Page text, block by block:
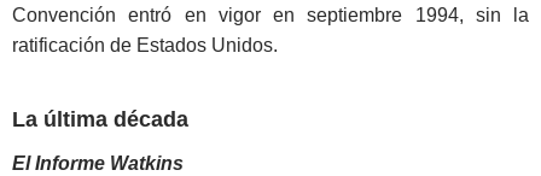
Convención entró en vigor en septiembre 1994, sin la
ratificación de Estados Unidos.
La última década
El Informe Watkins